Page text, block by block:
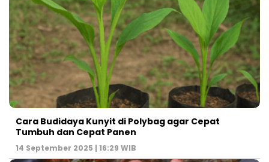
Cara Budidaya Kunyit di Polybag agar Cepat
Tumbuh dan Cepat Panen
14 September 2025 | 16:29 WIB